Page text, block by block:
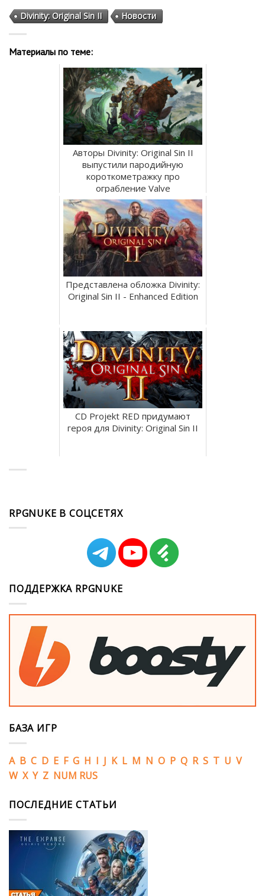
Divinity: Original Sin II Новости
Материалы по теме:
Авторы Divinity: Original Sin II
выпустили пародийную
короткометражку про
ограбление Valve
Представлена обложка Divinity:
Original Sin II - Enhanced Edition
CD Projekt RED придумают
героя для Divinity: Original Sin II
RPGNUKE В СОЦСЕТЯХ
ПОДДЕРЖКА RPGNUKE
БАЗА ИГР
A B C D E F G H I J K L M N O P Q R S T U V
W X Y Z NUM RUS
ПОСЛЕДНИЕ СТАТЬИ